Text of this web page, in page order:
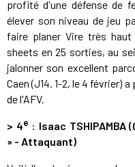
profité d'une défense de
élever son niveau de jeu
faire planer Vire très
sheets en 25 sorties, au
jalonner son excellent
Caen (J14. 1-2, le 4 février)
de l'AFV.
> 4e : Isaac TSHIPAMBA (
» - Attaquant)